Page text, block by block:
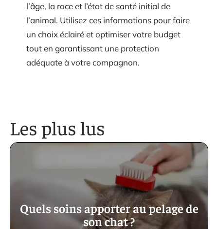
l’âge, la race et l’état de santé initial de
l’animal. Utilisez ces informations pour faire
un choix éclairé et optimiser votre budget
tout en garantissant une protection
adéquate à votre compagnon.
Les plus lus
Quels soins apporter au pelage de
son chat ?